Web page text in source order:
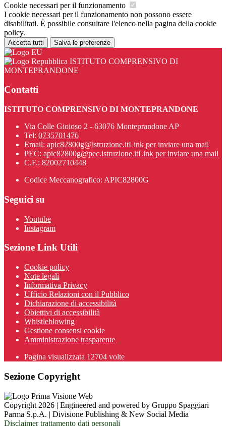
Cookie necessari per il funzionamento
I cookie necessari per il funzionamento non possono essere
disabilitati. È possibile consultare l'elenco nella pagina della cookie
policy.
Accetta tutti Salva le preferenze
ISTITUTO COMPRENSIVO DI
MONTEPRANDONE
Contatti
ISTITUTO COMPRENSIVO DI MONTEPRANDONE
Via Colle Gioioso 2 - 63076 Monteprandone AP
Tel: 0735701476
Email: apic82800g@istruzione.itLink per inviare una mail
PEC: apic82800g@pec.istruzione.itLink per inviare una mail
C.F.: 82002710448
Codice Meccanografico: APIC82800G
Seguici su
Youtube
Instagram
Sezione Link Utili
Cookie policy
Note legali
Informativa Privacy
Ufficio Relazioni con il Pubblico
Dichiarazione di accessibilità
Obiettivi di accessibilità
Whistleblowing
Gestione consensi cookie
Amministrazione trasparente
Pagina visualizzata 12704 volte
Sezione Copyright
Copyright 2026 | Engineered and powered by Gruppo Spaggiari
Parma S.p.A. | Divisione Publishing & New Social Media
Disclaimer trattamento dati personali